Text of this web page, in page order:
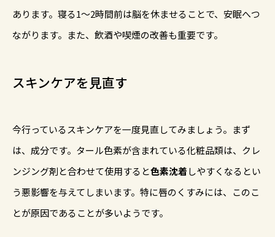
あります。寝る1〜2時間前は脳を休ませることで、安眠へつ
ながります。また、飲酒や喫煙の改善も重要です。
スキンケアを見直す
今行っているスキンケアを一度見直してみましょう。まず
は、成分です。タール色素が含まれている化粧品類は、クレ
ンジング剤と合わせて使用すると色素沈着しやすくなるとい
う悪影響を与えてしまいます。特に唇のくすみには、このこ
とが原因であることが多いようです。